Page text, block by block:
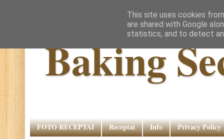
Baking
FOTO RECEPTAI Receptai Info Privacy Policy
This site uses cookies
are shared with Google
statistics, and to detect